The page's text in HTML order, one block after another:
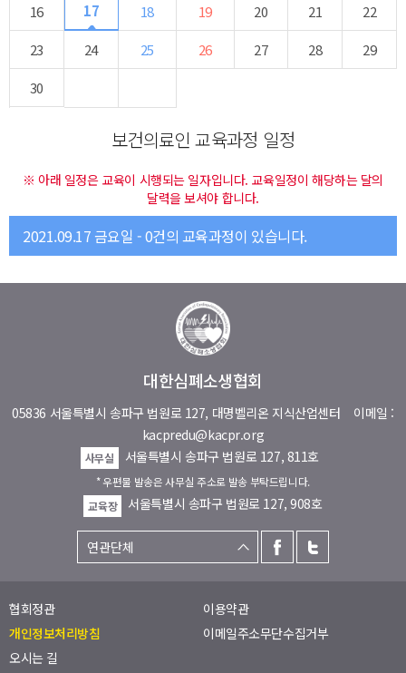
16
17 18 19 20 21
22
23
24 25 26 27 28
29
30
보건의료인 교육과정 일정
※ 아래 일정은 교육이 시행되는 일자입니다. 교육일정이 해당하는 달의
달력을 보셔야 합니다.
2021.09.17 금요일 - 0건의 교육과정이 있습니다.
대한심폐소생협회
05836 서울특별시 송파구 법원로 127, 대명벨리온 지식산업센터 이메일 :
kacpredu@kacpr.org
사무실 서울특별시 송파구 법원로 127, 811호
* 우편물 발송은 사무실 주소로 발송 부탁드립니다.
교육장
서울특별시 송파구 법원로 127, 908호
협회정관
이용약관
개인정보처리방침
이메일주소무단수집거부
오시는 길